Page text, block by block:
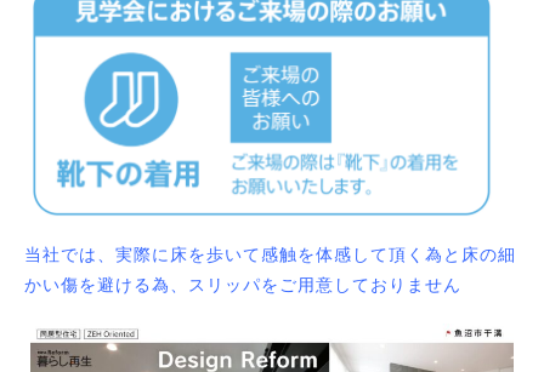
当社では、実際に床を歩いて感触を体感して頂く為と床の細
かい傷を避ける為、スリッパをご用意しておりません